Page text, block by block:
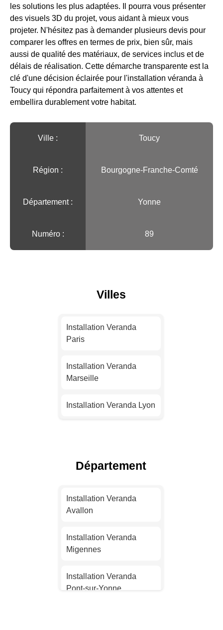
les solutions les plus adaptées. Il pourra vous présenter
des visuels 3D du projet, vous aidant à mieux vous
projeter. N'hésitez pas à demander plusieurs devis pour
comparer les offres en termes de prix, bien sûr, mais
aussi de qualité des matériaux, de services inclus et de
délais de réalisation. Cette démarche transparente est la
clé d'une décision éclairée pour l'installation véranda à
Toucy qui répondra parfaitement à vos attentes et
embellira durablement votre habitat.
Ville :️ Toucy
Région :️ Bourgogne-Franche-Comté
Département : Yonne
Numéro : 89
Villes
Installation Veranda
Paris
Installation Veranda
Marseille
Installation Veranda Lyon
Installation Veranda Nice
Installation Veranda
Nantes
Installation Veranda
Strasbourg
Installation Veranda
Montpellier
Département
Installation Veranda
Avallon
Installation Veranda
Migennes
Installation Veranda
Pont-sur-Yonne